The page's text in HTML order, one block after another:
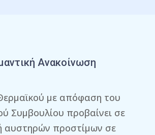
Ανακοίνωση
με απόφαση του
Συμβουλίου προβαίνει σε
αυστηρών προστίμων σε